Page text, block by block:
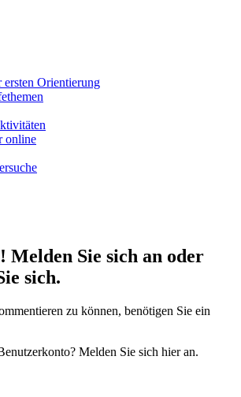
Orientierung
online
Sie sich an oder
sich.
zu können, benötigen Sie ein
Melden Sie sich hier an.